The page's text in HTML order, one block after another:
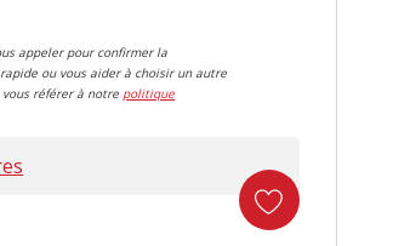
appeler pour confirmer la
ou vous aider à choisir un autre
référer à notre politique